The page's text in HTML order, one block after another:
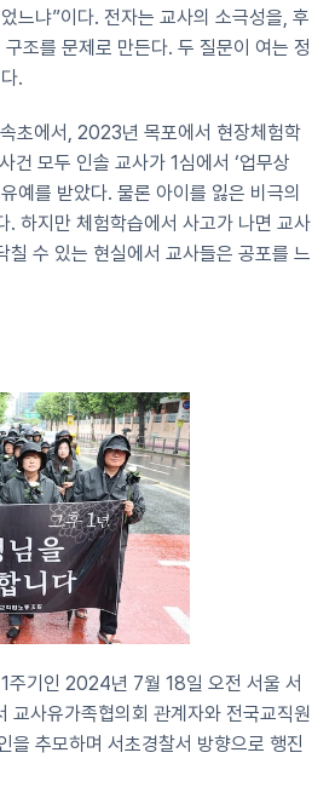
느냐”이다. 전자는 교사의 소극성을, 후
조를 문제로 만든다. 두 질문이 여는 정
.
초에서, 2023년 목포에서 현장체험학
건 모두 인솔 교사가 1심에서 ‘업무상
예를 받았다. 물론 아이를 잃은 비극의
. 하지만 체험학습에서 사고가 나면 교사
칠 수 있는 현실에서 교사들은 공포를 느
주기인 2024년 7월 18일 오전 서울 서
교사유가족협의회 관계자와 전국교직원
을 추모하며 서초경찰서 방향으로 행진